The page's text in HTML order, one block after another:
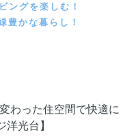
ングを楽しむ！
豊かな暮らし！
わった住空間で快適に
洋光台】